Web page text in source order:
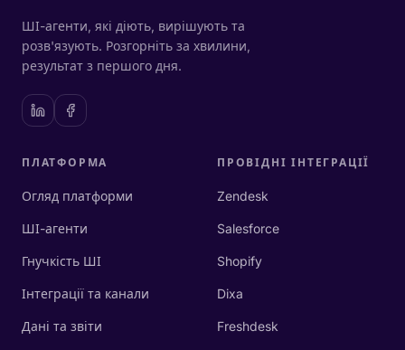
ШІ-агенти, які діють, вирішують та
розв'язують. Розгорніть за хвилини,
результат з першого дня.
ПЛАТФОРМА
Огляд платформи
ШІ-агенти
Гнучкість ШІ
Інтеграції та канали
Дані та звіти
ПРОВІДНІ ІНТЕГРАЦІЇ
Zendesk
Salesforce
Shopify
Dixa
Freshdesk